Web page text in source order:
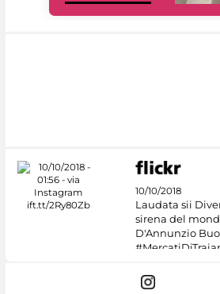
10/10/2018
Laudata sii
sirena del
D'Annunzio